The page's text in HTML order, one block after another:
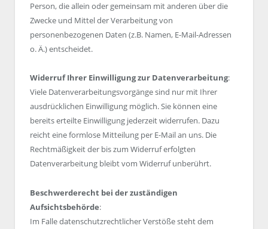
Person, die allein oder gemeinsam mit anderen über die
Zwecke und Mittel der Verarbeitung von
personenbezogenen Daten (z.B. Namen, E-Mail-Adressen
o. Ä.) entscheidet.
Widerruf Ihrer Einwilligung zur Datenverarbeitung:
Viele Datenverarbeitungsvorgänge sind nur mit Ihrer
ausdrücklichen Einwilligung möglich. Sie können eine
bereits erteilte Einwilligung jederzeit widerrufen. Dazu
reicht eine formlose Mitteilung per E-Mail an uns. Die
Rechtmäßigkeit der bis zum Widerruf erfolgten
Datenverarbeitung bleibt vom Widerruf unberührt.
Beschwerderecht bei der zuständigen
Aufsichtsbehörde:
Im Falle datenschutzrechtlicher Verstöße steht dem